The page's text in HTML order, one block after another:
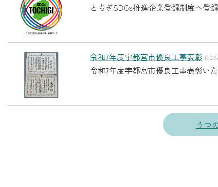
とちぎSDGs推進企業登録制度へ登
令和7年度宇都宮市優良工事表彰
令和7年度宇都宮市優良工事表彰い
うつ